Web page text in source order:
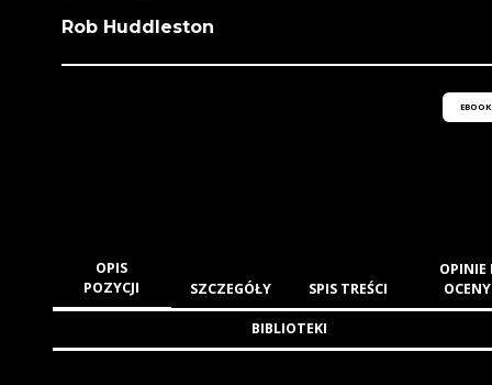
Rob Huddleston
EBOOK
OPIS
POZYCJI
SZCZEGÓŁY SPIS TREŚCI
OPINIE
OCENY
BIBLIOTEKI